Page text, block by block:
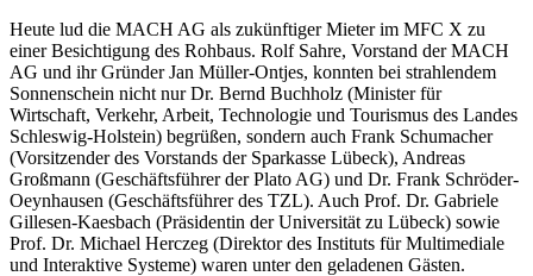
Heute lud die MACH AG als zukünftiger Mieter im MFC X zu
einer Besichtigung des Rohbaus. Rolf Sahre, Vorstand der MACH
AG und ihr Gründer Jan Müller-Ontjes, konnten bei strahlendem
Sonnenschein nicht nur Dr. Bernd Buchholz (Minister für
Wirtschaft, Verkehr, Arbeit, Technologie und Tourismus des Landes
Schleswig-Holstein) begrüßen, sondern auch Frank Schumacher
(Vorsitzender des Vorstands der Sparkasse Lübeck), Andreas
Großmann (Geschäftsführer der Plato AG) und Dr. Frank Schröder-
Oeynhausen (Geschäftsführer des TZL). Auch Prof. Dr. Gabriele
Gillesen-Kaesbach (Präsidentin der Universität zu Lübeck) sowie
Prof. Dr. Michael Herczeg (Direktor des Instituts für Multimediale
und Interaktive Systeme) waren unter den geladenen Gästen.